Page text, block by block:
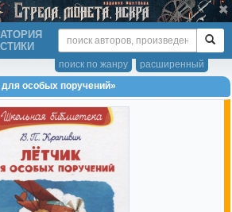
расширенный
поиск по жанру
особых поручений»